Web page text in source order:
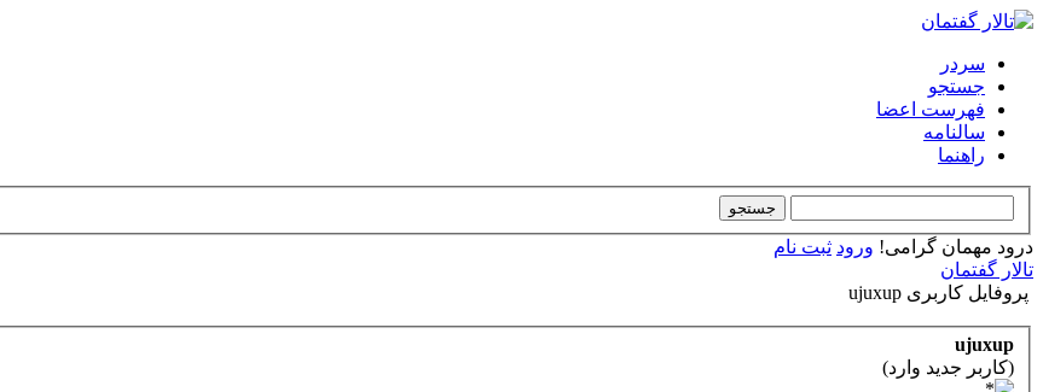
سردر
جستجو
فهرست اعضا
سالنامه
راهنما
درود مهمان گرامی! ورود ثبت نام
تالار گفتمان
پروفایل کاربری ujuxup
ujuxup
(کاربر جدید وارد)